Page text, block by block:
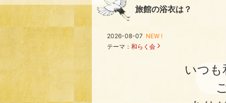
旅館の浴衣は？
2026-08-07 NEW !
テーマ： 和らく会
いつ